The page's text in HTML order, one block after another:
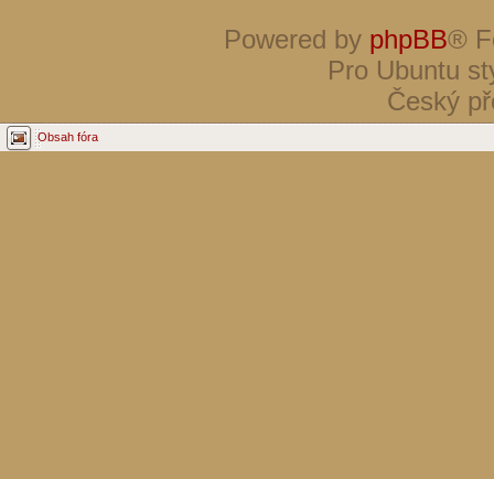
Powered by phpBB®
Pro Ubuntu
Český
Obsah fóra